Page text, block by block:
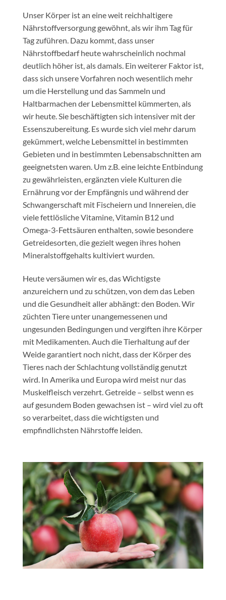
Unser Körper ist an eine weit reichhaltigere
Nährstoffversorgung gewöhnt, als wir ihm Tag für
Tag zuführen. Dazu kommt, dass unser
Nährstoffbedarf heute wahrscheinlich nochmal
deutlich höher ist, als damals. Ein weiterer Faktor ist,
dass sich unsere Vorfahren noch wesentlich mehr
um die Herstellung und das Sammeln und
Haltbarmachen der Lebensmittel kümmerten, als
wir heute. Sie beschäftigten sich intensiver mit der
Essenszubereitung. Es wurde sich viel mehr darum
gekümmert, welche Lebensmittel in bestimmten
Gebieten und in bestimmten Lebensabschnitten am
geeignetsten waren. Um z.B. eine leichte Entbindung
zu gewährleisten, ergänzten viele Kulturen die
Ernährung vor der Empfängnis und während der
Schwangerschaft mit Fischeiern und Innereien, die
viele fettlösliche Vitamine, Vitamin B12 und
Omega-3-Fettsäuren enthalten, sowie besondere
Getreidesorten, die gezielt wegen ihres hohen
Mineralstoffgehalts kultiviert wurden.
Heute versäumen wir es, das Wichtigste
anzureichern und zu schützen, von dem das Leben
und die Gesundheit aller abhängt: den Boden. Wir
züchten Tiere unter unangemessenen und
ungesunden Bedingungen und vergiften ihre Körper
mit Medikamenten. Auch die Tierhaltung auf der
Weide garantiert noch nicht, dass der Körper des
Tieres nach der Schlachtung vollständig genutzt
wird. In Amerika und Europa wird meist nur das
Muskelfleisch verzehrt. Getreide – selbst wenn es
auf gesundem Boden gewachsen ist – wird viel zu oft
so verarbeitet, dass die wichtigsten und
empfindlichsten Nährstoffe leiden.